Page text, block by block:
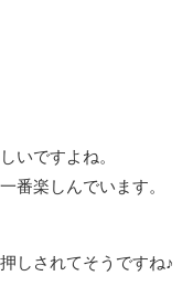
いですよね。
番楽しんでいます。
しされてそうですね♪